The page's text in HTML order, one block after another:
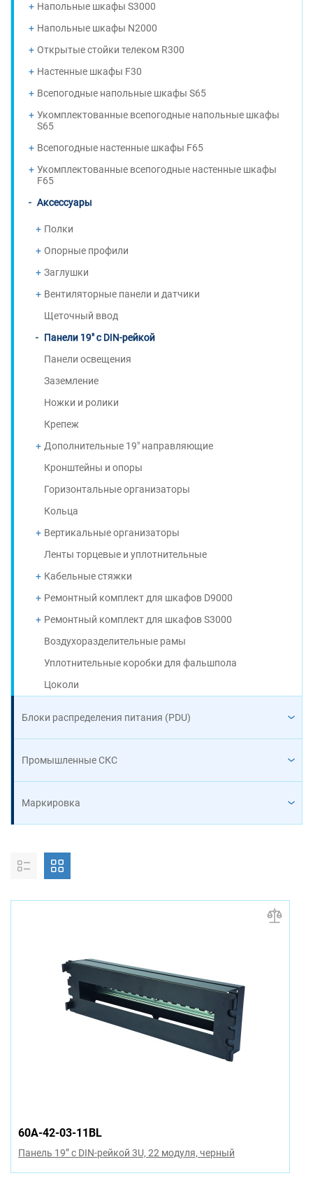
Напольные шкафы S3000
Напольные шкафы N2000
Открытые стойки телеком R300
Настенные шкафы F30
Всепогодные напольные шкафы S65
Укомплектованные всепогодные напольные шкафы
S65
Всепогодные настенные шкафы F65
Укомплектованные всепогодные настенные шкафы
F65
Аксессуары
Полки
Опорные профили
Заглушки
Вентиляторные панели и датчики
Щеточный ввод
Панели 19" с DIN-рейкой
Панели освещения
Заземление
Ножки и ролики
Крепеж
Дополнительные 19" направляющие
Кронштейны и опоры
Горизонтальные организаторы
Кольца
Вертикальные организаторы
Ленты торцевые и уплотнительные
Кабельные стяжки
Ремонтный комплект для шкафов D9000
Ремонтный комплект для шкафов S3000
Воздухоразделительные рамы
Уплотнительные коробки для фальшпола
Цоколи
Блоки распределения питания (PDU)
Промышленные СКС
Маркировка
60A-42-03-11BL
Панель 19” с DIN-рейкой 3U, 22 модуля, черный